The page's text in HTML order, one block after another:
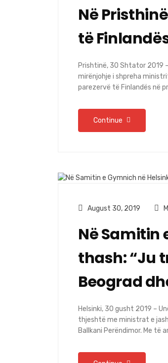
Në
të
Prishtinë, 30 Shtator 2019
mirënjohje i shpreha
parezervë të Finlandës në
Continue
August 30, 2019
Në Samitin
thash: “Ju
Beograd
Helsinki, 30 gusht 2019 –
thjeshtë me ministrat e
Ballkani Perëndimor. Me të